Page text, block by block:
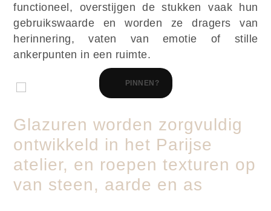
functioneel, overstijgen de stukken vaak hun
gebruikswaarde en worden ze dragers van
herinnering, vaten van emotie of stille
ankerpunten in een ruimte.
PINNEN?
Glazuren worden zorgvuldig
ontwikkeld in het Parijse
atelier, en roepen texturen op
van steen, aarde en as